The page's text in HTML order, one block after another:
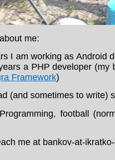
me:
I am working as Android
a PHP developer (my
Framework)
(and sometimes to write)
football
me at bankov-at-